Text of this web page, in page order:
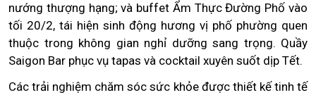
nướng thượng hạng; và buffet Ẩm Thực Đường Phố vào
tối 20/2, tái hiện sinh động hương vị phố phường quen
thuộc trong không gian nghỉ dưỡng sang trọng. Quầy
Saigon Bar phục vụ tapas và cocktail xuyên suốt dịp Tết.
Các trải nghiệm chăm sóc sức khỏe được thiết kế tinh tế